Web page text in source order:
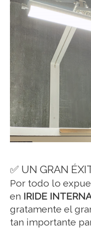
✅ UN GRAN
Por todo lo
en IRIDE
gratamente el
tan importante